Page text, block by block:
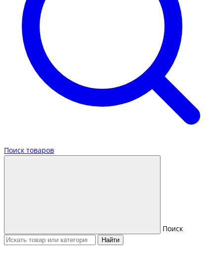
Поиск товаров
Поиск
Найти